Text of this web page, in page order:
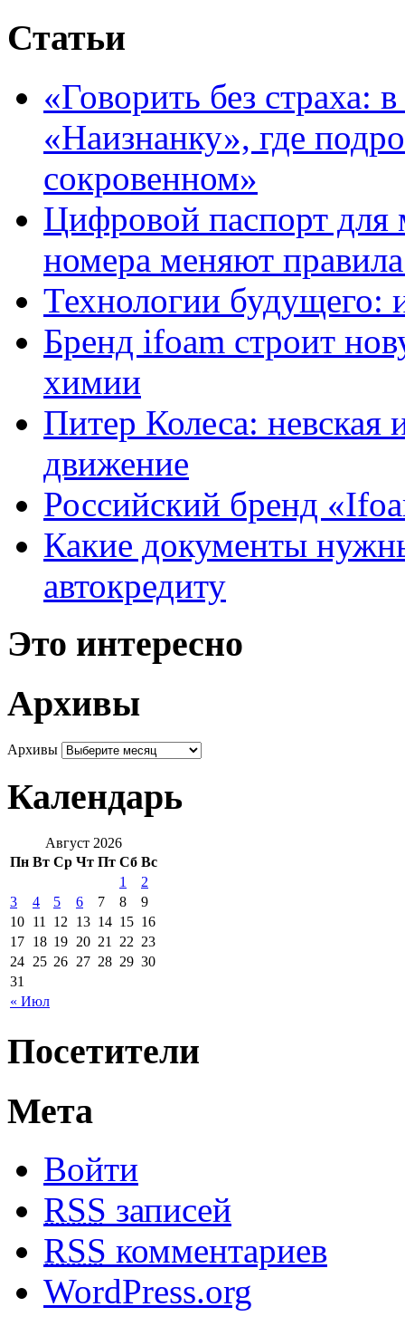
Статьи
«Говорить без страха:
«Наизнанку», где
сокровенном»
Цифровой паспорт для
номера меняют
Технологии будущего:
Бренд ifoam строит
химии
Питер Колеса: невская
движение
Российский бренд
Какие документы
автокредиту
Это интересно
Архивы
Архивы
Календарь
Август 2026
Пн Вт Ср Чт Пт Сб Вс
« Июл
1
2
3
4 5 6 7 8
9
10 11 12 13 14 15 16
17 18 19 20 21 22 23
24 25 26 27 28 29 30
31
Посетители
Мета
Войти
RSS записей
RSS комментариев
WordPress.org